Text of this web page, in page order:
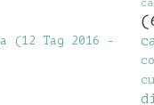
(12 Tag 2016 -